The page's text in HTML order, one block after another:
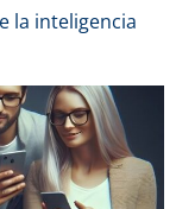
la inteligencia